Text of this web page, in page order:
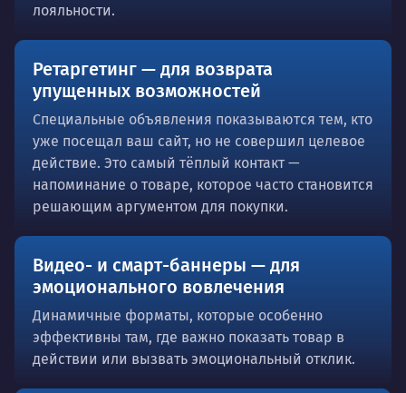
лояльности.
Ретаргетинг — для возврата
упущенных возможностей
Специальные объявления показываются тем, кто
уже посещал ваш сайт, но не совершил целевое
действие. Это самый тёплый контакт —
напоминание о товаре, которое часто становится
решающим аргументом для покупки.
Видео- и смарт-баннеры — для
эмоционального вовлечения
Динамичные форматы, которые особенно
эффективны там, где важно показать товар в
действии или вызвать эмоциональный отклик.